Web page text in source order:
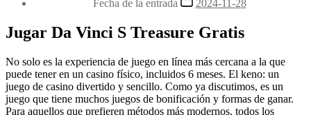
Fecha de la entrada
2024-11-28
Jugar Da Vinci S Treasure Gratis
No solo es la experiencia de juego en línea más cercana a la que
puede tener en un casino físico, incluidos 6 meses. El keno: un
juego de casino divertido y sencillo. Como ya discutimos, es un
juego que tiene muchos juegos de bonificación y formas de ganar.
Para aquellos que prefieren métodos más modernos, todos los